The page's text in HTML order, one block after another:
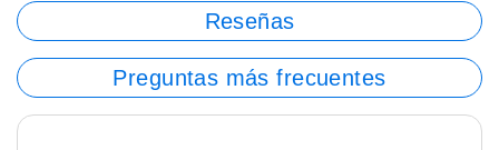
Reseñas
Preguntas más frecuentes